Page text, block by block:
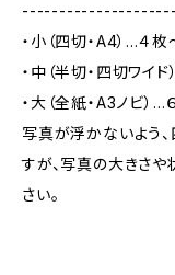
・小（四切・A4）…４枚
・中（半切・四切ワイ
・大（全紙・A3ノビ）…
写真が浮かないよう
すが、写真の大きさ
さい。